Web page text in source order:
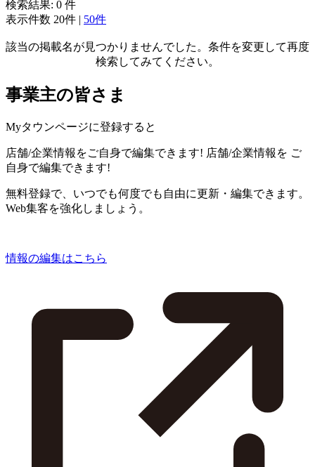
検索結果: 0 件
表示件数 20件 | 50件
該当の掲載名が見つかりませんでした。条件を変更して再度
検索してみてください。
事業主の皆さま
Myタウンページに登録すると
店舗/企業情報をご自身で編集できます! 店舗/企業情報を ご
自身で編集できます!
無料登録で、いつでも何度でも自由に更新・編集できます。
Web集客を強化しましょう。
情報の編集はこちら